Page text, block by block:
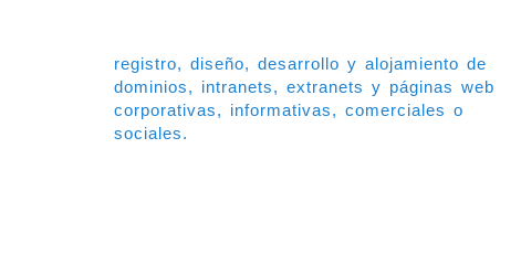
registro, diseño, desarrollo y alojamiento de
dominios, intranets, extranets y páginas web
corporativas, informativas, comerciales o
sociales.